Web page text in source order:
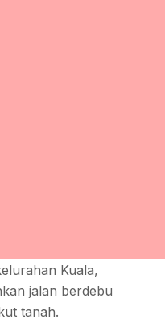
Kuala,
jalan berdebu
tanah.